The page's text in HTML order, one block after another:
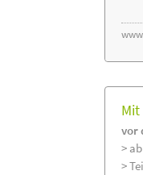
vor
>
>